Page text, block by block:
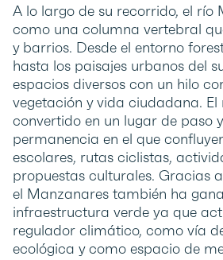
A lo largo de su recorrido, el río
como una columna vertebral
y barrios. Desde el entorno
hasta los paisajes urbanos del
espacios diversos con un hilo
vegetación y vida ciudadana. El
convertido en un lugar de paso
permanencia en el que
escolares, rutas ciclistas,
propuestas culturales. Gracias
el Manzanares también ha
infraestructura verde ya que
regulador climático, como vía
ecológica y como espacio de